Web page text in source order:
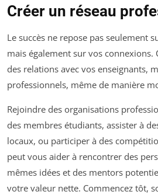
Créer un réseau
Le succès ne repose pas seulement
mais également sur vos connexions.
des relations avec vos enseignants,
professionnels, même de manière
Rejoindre des organisations
des membres étudiants, assister à
locaux, ou participer à des
peut vous aider à rencontrer des
mêmes idées et des mentors
votre valeur nette. Commencez tôt,